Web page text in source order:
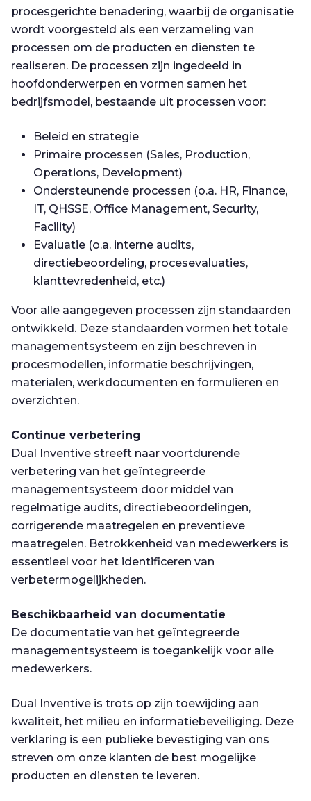
procesgerichte benadering, waarbij de organisatie
wordt voorgesteld als een verzameling van
processen om de producten en diensten te
realiseren. De processen zijn ingedeeld in
hoofdonderwerpen en vormen samen het
bedrijfsmodel, bestaande uit processen voor:
Beleid en strategie
Primaire processen (Sales, Production,
Operations, Development)
Ondersteunende processen (o.a. HR, Finance,
IT, QHSSE, Office Management, Security,
Facility)
Evaluatie (o.a. interne audits,
directiebeoordeling, procesevaluaties,
klanttevredenheid, etc.)
Voor alle aangegeven processen zijn standaarden
ontwikkeld. Deze standaarden vormen het totale
managementsysteem en zijn beschreven in
procesmodellen, informatie beschrijvingen,
materialen, werkdocumenten en formulieren en
overzichten.
Continue verbetering
Dual Inventive streeft naar voortdurende
verbetering van het geïntegreerde
managementsysteem door middel van
regelmatige audits, directiebeoordelingen,
corrigerende maatregelen en preventieve
maatregelen. Betrokkenheid van medewerkers is
essentieel voor het identificeren van
verbetermogelijkheden.
Beschikbaarheid van documentatie
De documentatie van het geïntegreerde
managementsysteem is toegankelijk voor alle
medewerkers.
Dual Inventive is trots op zijn toewijding aan
kwaliteit, het milieu en informatiebeveiliging. Deze
verklaring is een publieke bevestiging van ons
streven om onze klanten de best mogelijke
producten en diensten te leveren.